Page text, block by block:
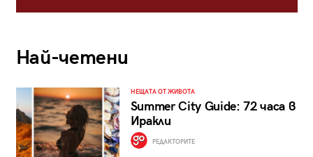
Най-четени
НЕЩАТА ОТ ЖИВОТА
Summer City Guide: 72 часа в
Иракли
РЕДАКТОРИТЕ